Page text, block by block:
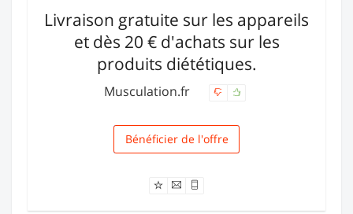
Livraison gratuite sur les appareils
et dès 20 € d'achats sur les
produits diététiques.
Musculation.fr
Livraison
Bénéficier de l'offre